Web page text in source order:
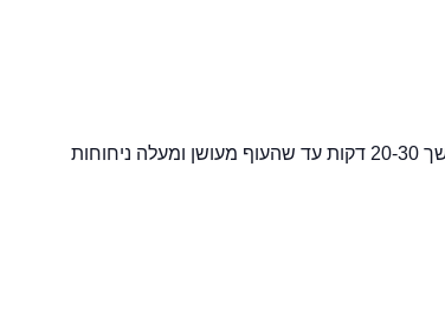
לעטוף בנייר כסף ולהניח על מקור אש חלש (כמו, כירת גז ניידת לפיקניק או כיריים ביתיים או על המנגל המסורתי), למשך 20-30 דקות עד שהעוף מעושן ומעלה ניחוחות